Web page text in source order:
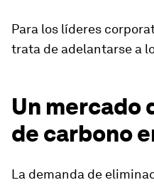
Para los líderes
trata de adelantarse a
Un mercado
de carbono
La demanda de